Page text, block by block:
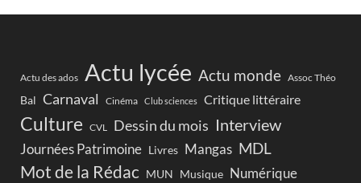
Actu des ados Actu lycée Actu monde Assoc Théo
Bal Carnaval Cinéma Club sciences Critique littéraire
Culture CVL Dessin du mois Interview
Journées Patrimoine Livres Mangas MDL
Mot de la Rédac MUN Musique Numérique